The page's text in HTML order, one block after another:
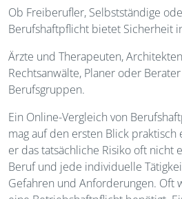
Ob Freiberufler, Selbstständige
Berufshaftpflicht bietet Sicherheit
Ärzte und Therapeuten,
Rechtsanwälte, Planer oder
Berufsgruppen.
Ein Online-Vergleich von
mag auf den ersten Blick praktisch
er das tatsächliche Risiko oft nicht
Beruf und jede individuelle
Gefahren und Anforderungen. Oft